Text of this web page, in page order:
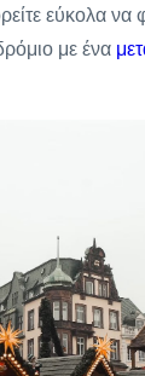
εύκολα να
με ένα